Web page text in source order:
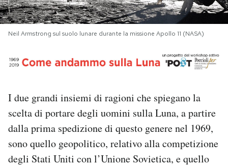
I MIEI PREFERITI
AREA PERSONALE
Area Personale
Newsletter
Neil Armstrong sul suolo lunare durante la missione Apollo 11 (NASA)
I due grandi insiemi di ragioni che spiegano la
scelta di portare degli uomini sulla Luna, a partire
dalla prima spedizione di questo genere nel 1969,
sono quello geopolitico, relativo alla competizione
degli Stati Uniti con l’Unione Sovietica, e quello